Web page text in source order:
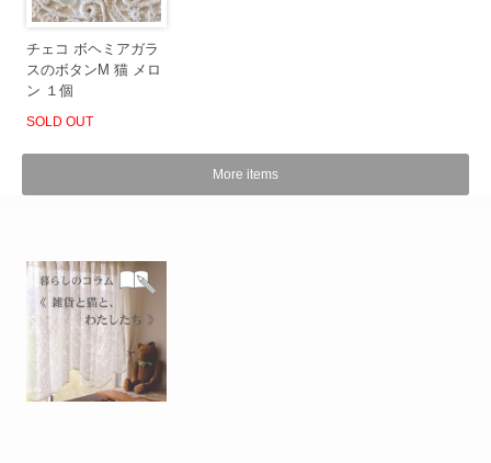
チェコ ボヘミアガラ
スのボタンM 猫 メロ
ン １個
SOLD OUT
More items